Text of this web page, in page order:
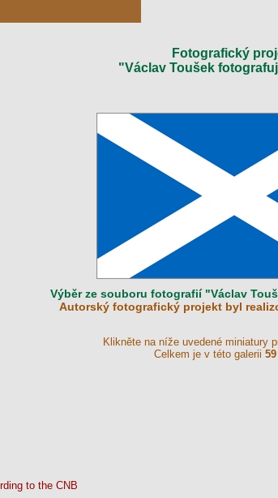
Fotografický
"Václav Toušek
Výběr ze souboru fotografií "Václav
Autorský fotografický projekt byl
Klikněte na níže uvedené miniatury
Celkem je v této galerii 59
to the CNB